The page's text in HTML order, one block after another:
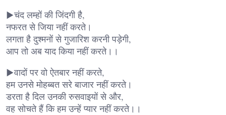
▶चंद लम्हों की जिंदगी है,
नफरत से जिया नहीं करते।
लगता है दुश्मनों से गुजारिश करनी पड़ेगी,
आप तो अब याद किया नहीं करते।।
▶वादों पर वो ऐतबार नहीं करते,
हम उनसे मोहब्बत सरे बाजार नहीं करते।
डरता है दिल उनकी रुसवाइयों से और,
वह सोचते हैं कि हम उन्हें प्यार नहीं करते।।